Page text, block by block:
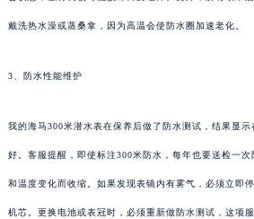
戴洗热水澡或蒸桑拿，因为高温会使防水圈加速老化。
3、防水性能维护
我的海马300米潜水表在保养后做了防水测试，结果显
好。客服提醒，即使标注300米防水，每年也要送检一
和温度变化而收缩。如果发现表镜内有雾气，必须立即
机芯。更换电池或表冠时，必须重新做防水测试，这项